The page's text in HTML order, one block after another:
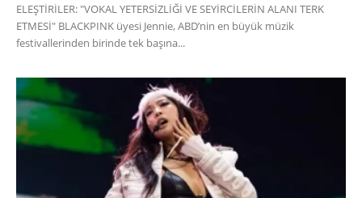
ELEŞTİRİLER: "VOKAL YETERSİZLİĞİ VE SEYİRCİLERİN ALANI TERK
ETMESİ" BLACKPINK üyesi Jennie, ABD’nin en büyük müzik
festivallerinden birinde tek başına...